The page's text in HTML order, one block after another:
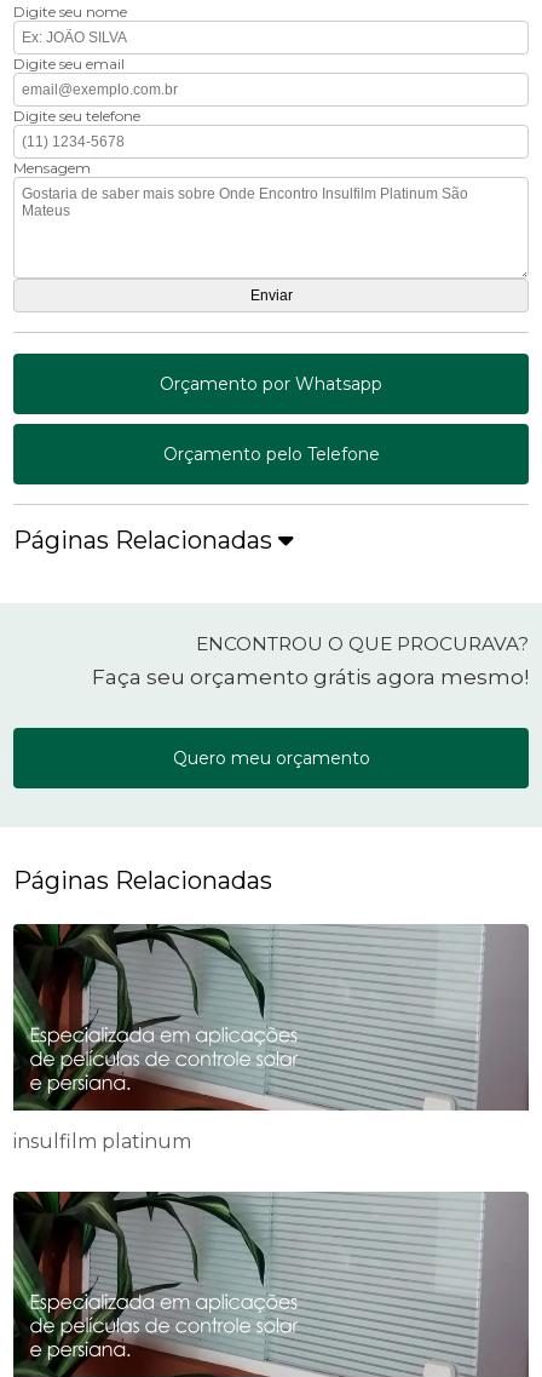
Digite seu nome
Digite seu email
Digite seu telefone
Mensagem
Orçamento por Whatsapp
Orçamento pelo Telefone
Páginas Relacionadas
ENCONTROU O QUE PROCURAVA?
Faça seu orçamento grátis agora mesmo!
Quero meu orçamento
Páginas Relacionadas
insulfilm platinum